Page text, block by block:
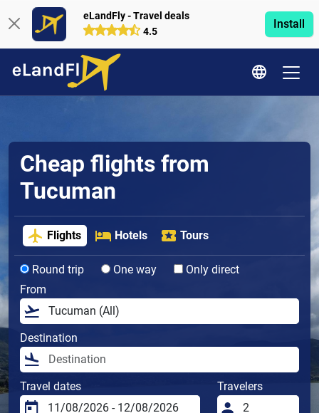
eLandFly - Travel deals
4.5
Install
Cheap flights from
Tucuman
Flights Hotels Tours
Round trip One way
Only direct
From
Destination
Travel dates Travelers